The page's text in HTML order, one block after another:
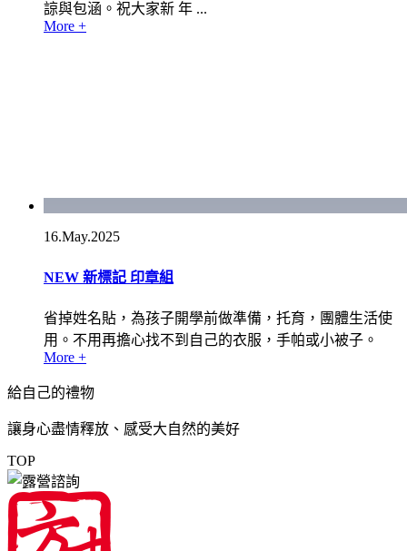
諒與包涵。祝大家新 年 ...
More +
16.May.2025
NEW 新標記 印章組
省掉姓名貼，為孩子開學前做準備，托育，團體生活使
用。不用再擔心找不到自己的衣服，手帕或小被子。
More +
給自己的禮物
讓身心盡情釋放、感受大自然的美好
TOP